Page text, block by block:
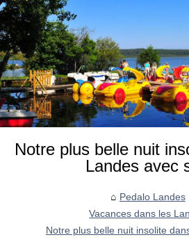
Notre plus belle nuit
Landes avec
Pedalo Landes
Vacances dans les
Notre plus belle nuit insolite